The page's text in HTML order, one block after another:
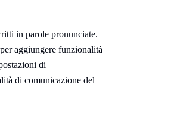
in parole pronunciate.
aggiungere funzionalità
di
di comunicazione del